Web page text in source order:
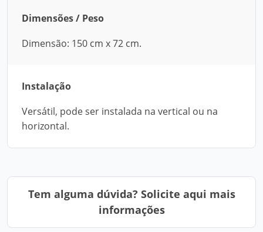
Dimensões / Peso
Dimensão: 150 cm x 72 cm.
Instalação
Versátil, pode ser instalada na vertical ou na
horizontal.
Tem alguma dúvida? Solicite aqui mais
informações